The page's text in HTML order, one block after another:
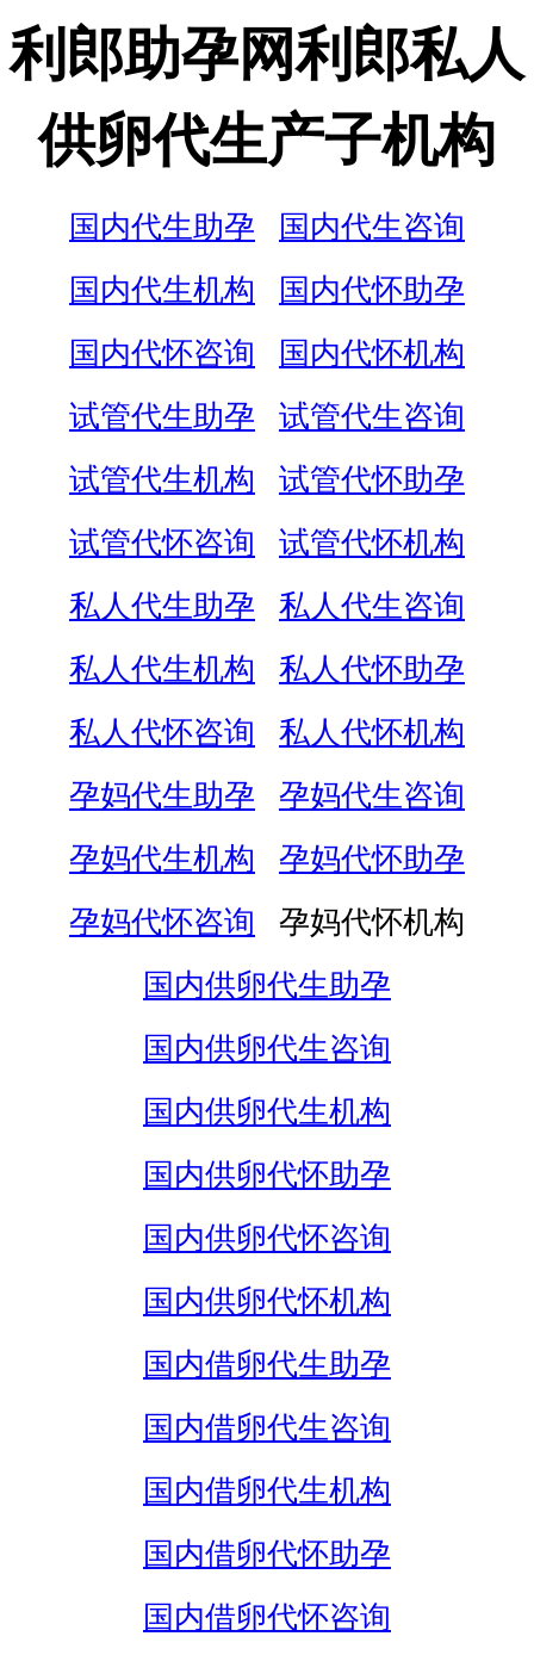
利郎助孕网利郎私人
供卵代生产子机构
国内代生助孕
国内代生咨询
国内代生机构
国内代怀助孕
国内代怀咨询
国内代怀机构
试管代生助孕
试管代生咨询
试管代生机构
试管代怀助孕
试管代怀咨询
试管代怀机构
私人代生助孕
私人代生咨询
私人代生机构
私人代怀助孕
私人代怀咨询
私人代怀机构
孕妈代生助孕
孕妈代生咨询
孕妈代生机构
孕妈代怀助孕
孕妈代怀咨询
孕妈代怀机构
国内供卵代生助孕
国内供卵代生咨询
国内供卵代生机构
国内供卵代怀助孕
国内供卵代怀咨询
国内供卵代怀机构
国内借卵代生助孕
国内借卵代生咨询
国内借卵代生机构
国内借卵代怀助孕
国内借卵代怀咨询